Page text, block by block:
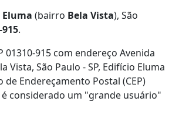
(bairro Bela Vista), São
915.
01310-915 com endereço Avenida
Vista, São Paulo - SP, Edifício Eluma
de Endereçamento Postal (CEP)
é considerado um "grande usuário"